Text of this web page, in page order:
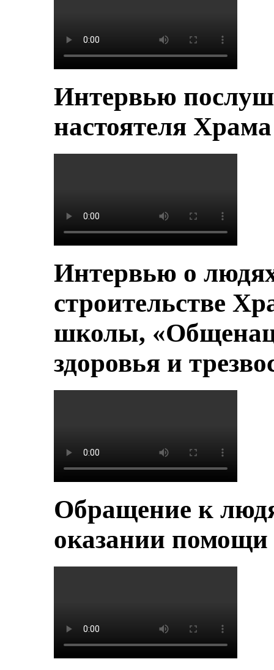
Интервью
настоятеля
Интервью о
строительстве
школы,
здоровья и
Обращение к
оказании помощи